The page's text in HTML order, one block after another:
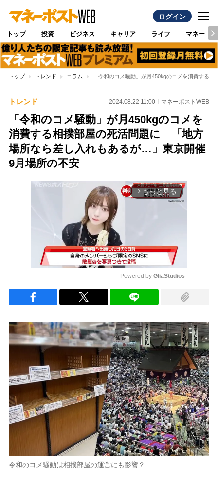
ログイン
トップ 投資 ビジネス キャリア ライフ マネー
トップ トレンド コラム 「令和のコメ騒動」が月450kgのコメを消費する
トレンド 2024.08.22 11:00 マネーポストWEB
「令和のコメ騒動」が月450kgのコメを
消費する相撲部屋の死活問題に 「地方
場所なら差し入れもあるが…」東京開催
9月場所の不安
arrow_forward_ios もっと見る
Powered by GliaStudios
令和のコメ騒動は相撲部屋の運営にも影響？